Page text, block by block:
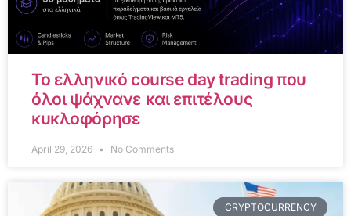
Το ελληνικό course day trading που
όλοι ψάχνανε και επιτέλους
κυκλοφόρησε
April 29, 2026 No Comments
CRYPTOCURRENCY